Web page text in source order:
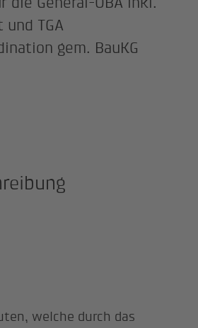
und TGA
gem. BauKG
welche durch das